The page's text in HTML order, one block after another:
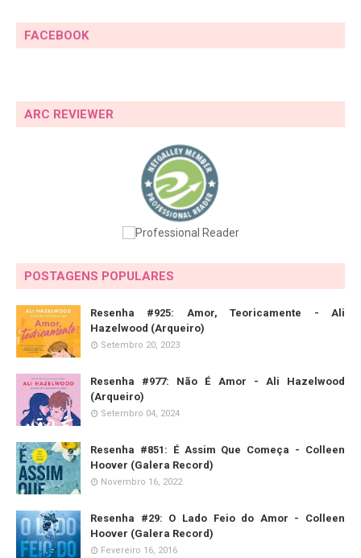
FACEBOOK
ARC REVIEWER
POSTAGENS POPULARES
Resenha #925: Amor, Teoricamente - Ali
Hazelwood (Arqueiro)
Setembro 20, 2023
Resenha #977: Não É Amor - Ali Hazelwood
(Arqueiro)
Setembro 04, 2024
Resenha #851: É Assim Que Começa - Colleen
Hoover (Galera Record)
Novembro 16, 2022
Resenha #29: O Lado Feio do Amor - Colleen
Hoover (Galera Record)
Fevereiro 16, 2016